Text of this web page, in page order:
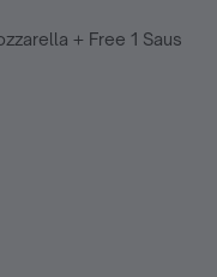
+ Free 1 Saus